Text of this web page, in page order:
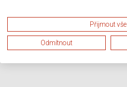
Přijmout vše
Odmítnout